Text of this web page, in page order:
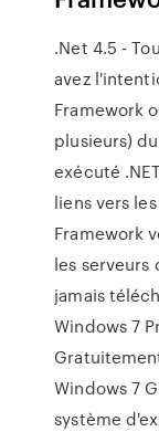
.Net 4.5 -
avez
Framework
plusieurs)
exécuté
liens vers
Framework
les serveurs
jamais
Windows 7
Windows 7
système